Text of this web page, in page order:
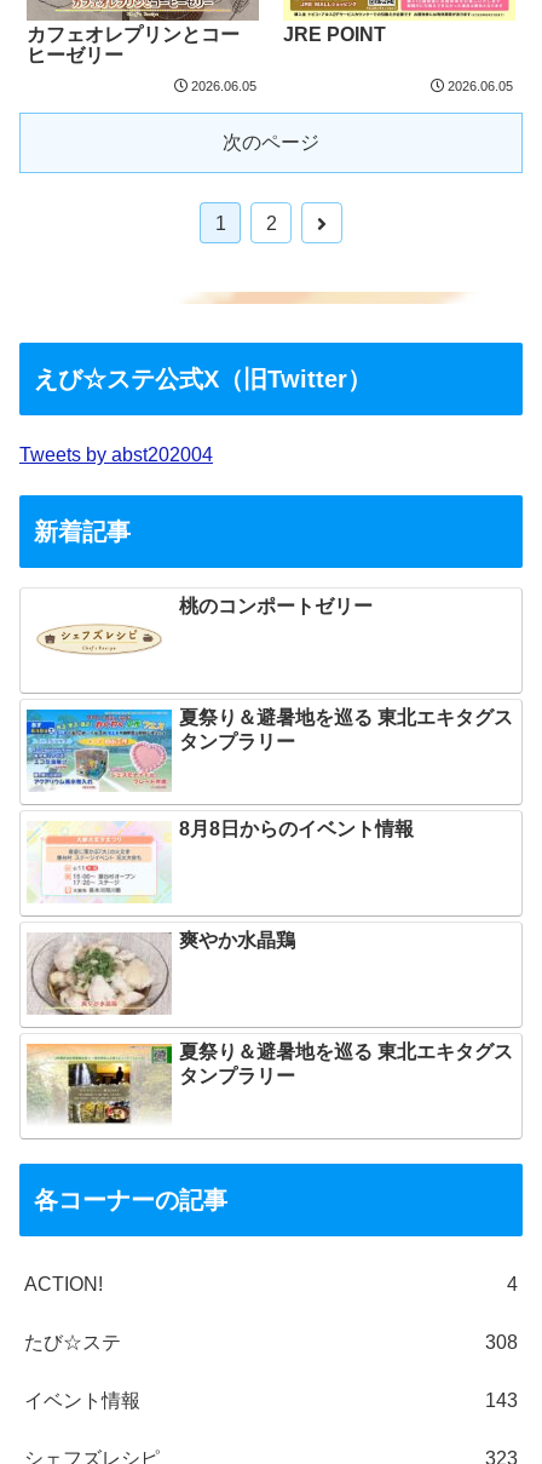
カフェオレプリンとコー
ヒーゼリー
2026.06.05
JRE POINT
2026.06.05
次のページ
1 2
えび☆ステ公式X（旧Twitter）
Tweets by abst202004
新着記事
桃のコンポートゼリー
夏祭り＆避暑地を巡る 東北エキタグス
タンプラリー
8月8日からのイベント情報
爽やか水晶鶏
夏祭り＆避暑地を巡る 東北エキタグス
タンプラリー
各コーナーの記事
ACTION! 4
たび☆ステ 308
イベント情報 143
シェフズレシピ 323